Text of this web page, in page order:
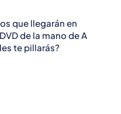
que llegarán en
de la mano de A
te pillarás?